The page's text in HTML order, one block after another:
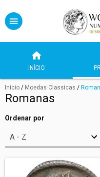
INÍCIO
Início / Moedas Classicas /
Romanas
Ordenar por